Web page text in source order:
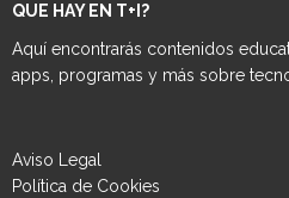
QUE HAY EN T+I?
Aquí encontrarás contenidos
apps, programas y más sobre
Aviso Legal
Política de Cookies